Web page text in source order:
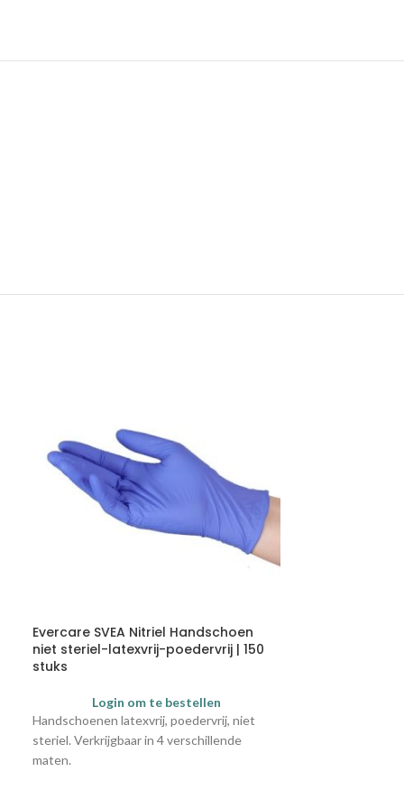
Evercare SVEA Nitriel Handschoen
niet steriel-latexvrij-poedervrij | 150
stuks
Login om te bestellen
Handschoenen latexvrij, poedervrij, niet
steriel. Verkrijgbaar in 4 verschillende
maten.